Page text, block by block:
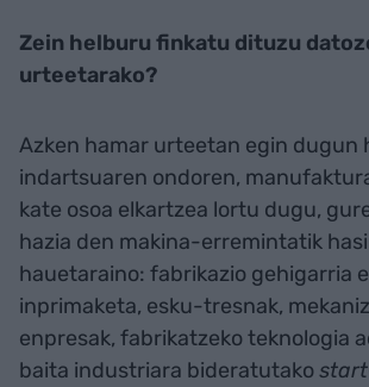
Zein helburu finkatu dituzu
urteetarako?
Azken hamar urteetan egin dugun
indartsuaren ondoren,
kate osoa elkartzea lortu dugu,
hazia den makina-erremintatik
hauetaraino: fabrikazio gehigarria
inprimaketa, esku-tresnak,
enpresak, fabrikatzeko teknologia
baita industriara bideratutako